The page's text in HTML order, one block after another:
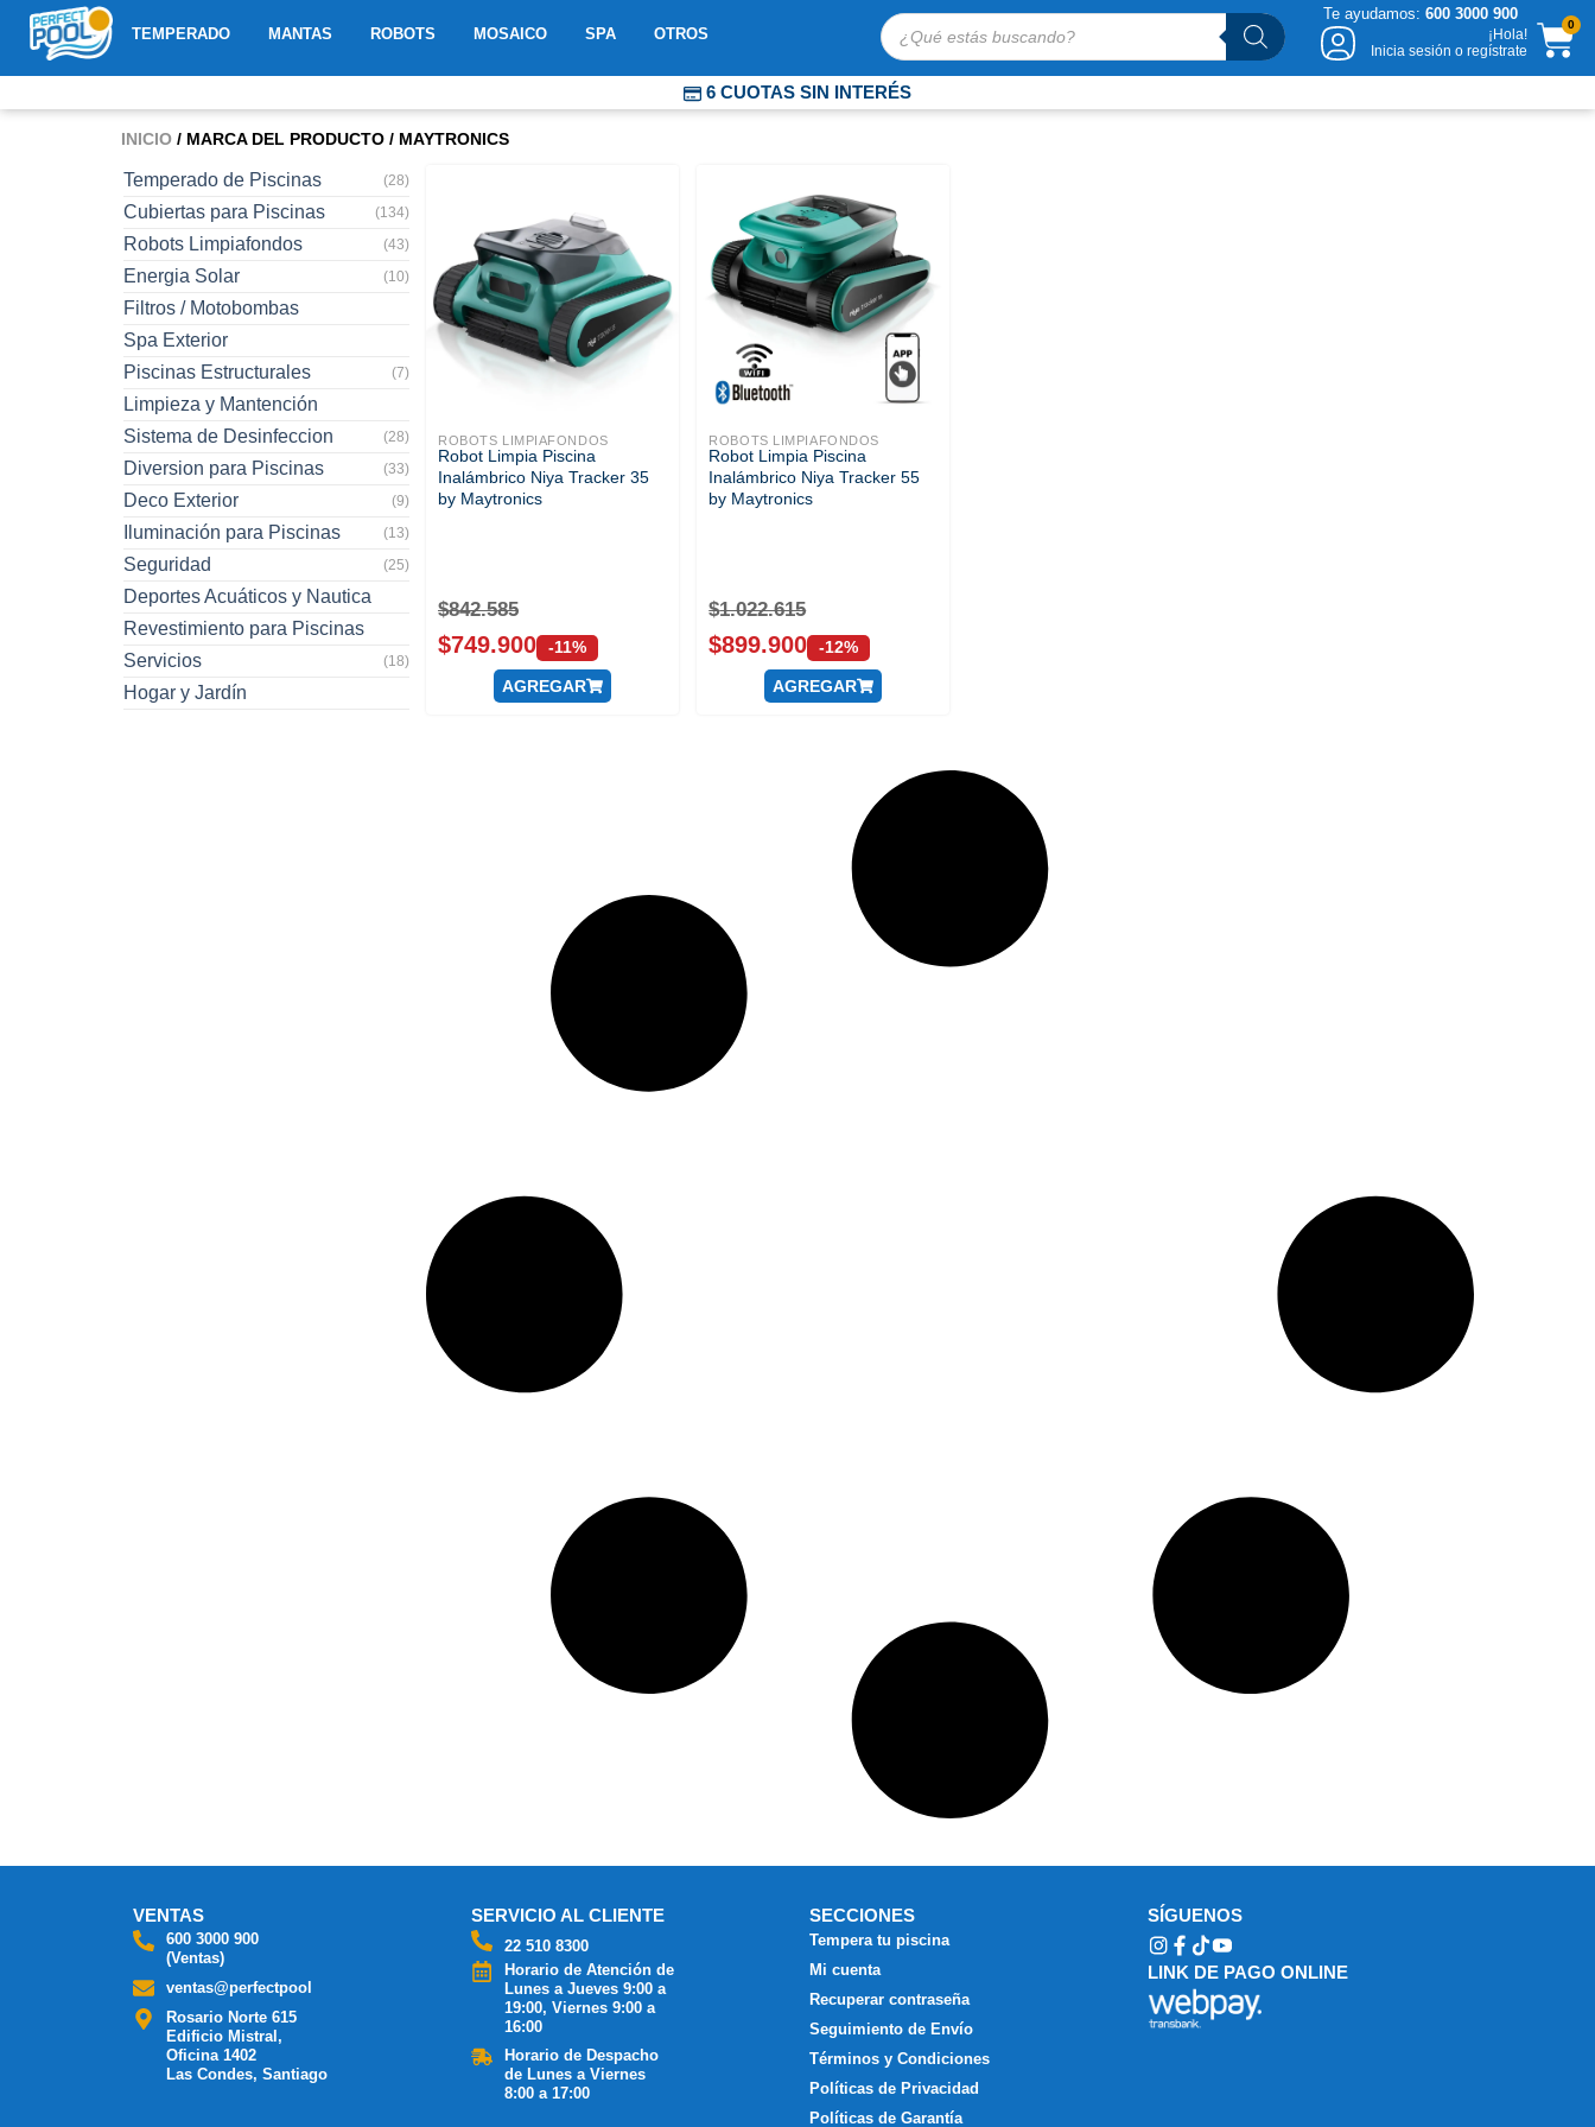
Te ayudamos: 600 3000 900
TEMPERADO
ABRIR TEMPERADO
MANTAS ABRIR MANTAS
ROBOTS ABRIR ROBOTS
MOSAICO ABRIR MOSAICO
SPA ABRIR SPA
OTROS
Búsqueda
de
¡Hola!
Inicia sesión o regístrate
0
6 CUOTAS SIN INTERÉS
INICIO / MARCA DEL PRODUCTO / MAYTRONICS
Temperado de Piscinas (28)
Cubiertas para Piscinas (134)
Robots Limpiafondos (43)
Energia Solar (10)
Filtros / Motobombas
Spa Exterior
Piscinas Estructurales
(7)
Limpieza y Mantención
Sistema de Desinfeccion
(28)
Diversion para Piscinas (33)
Deco Exterior (9)
Iluminación para Piscinas (13)
Seguridad (25)
Deportes Acuáticos y Nautica
Revestimiento para Piscinas
Servicios
(18)
Hogar y Jardín
ROBOTS LIMPIAFONDOS
Robot Limpia Piscina
Inalámbrico Niya Tracker 35
by Maytronics
$842.585
$749.900 -11%
AGREGAR
ROBOTS LIMPIAFONDOS
Robot Limpia Piscina
Inalámbrico Niya Tracker 55
by Maytronics
$1.022.615
$899.900 -12%
AGREGAR
VENTAS
600 3000 900
(Ventas)
ventas@perfectpool
Rosario Norte 615
Edificio Mistral,
Oficina 1402
Las Condes, Santiago
SERVICIO AL CLIENTE
22 510 8300
Horario de Atención de
Lunes a Jueves 9:00 a
19:00, Viernes 9:00 a
16:00
Horario de Despacho
de Lunes a Viernes
8:00 a 17:00
SECCIONES
Tempera tu piscina
Mi cuenta
Recuperar contraseña
Seguimiento de Envío
Términos y Condiciones
Políticas de Privacidad
Políticas de Garantía
SÍGUENOS
LINK DE PAGO ONLINE